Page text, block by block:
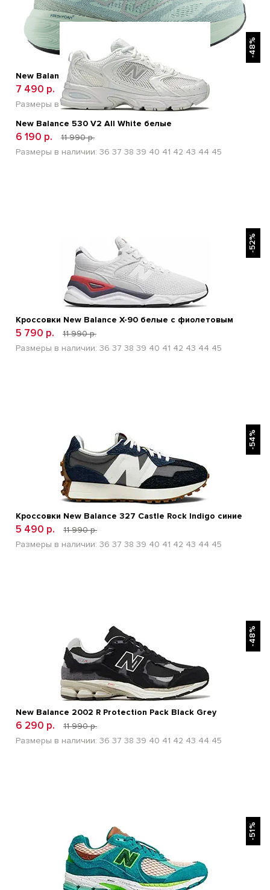
New Balance Fresh Foam X 880v15 Green
7 490 р.
18 990 р.
Размеры в наличии:41 42 43 44 45
-48%
New Balance 530 V2 All White белые
6 190 р.
11 990 р.
Размеры в наличии: 36 37 38 39 40 41 42 43 44 45
-52%
Кроссовки New Balance Х-90 белые с фиолетовым
5 790 р.
11 990 р.
Размеры в наличии: 36 37 38 39 40 41 42 43 44 45
-54%
Кроссовки New Balance 327 Castle Rock Indigo синие
5 490 р.
11 990 р.
Размеры в наличии: 36 37 38 39 40 41 42 43 44 45
-48%
New Balance 2002 R Protection Pack Black Grey
6 290 р.
11 990 р.
Размеры в наличии: 36 37 38 39 40 41 42 43 44 45
-51%